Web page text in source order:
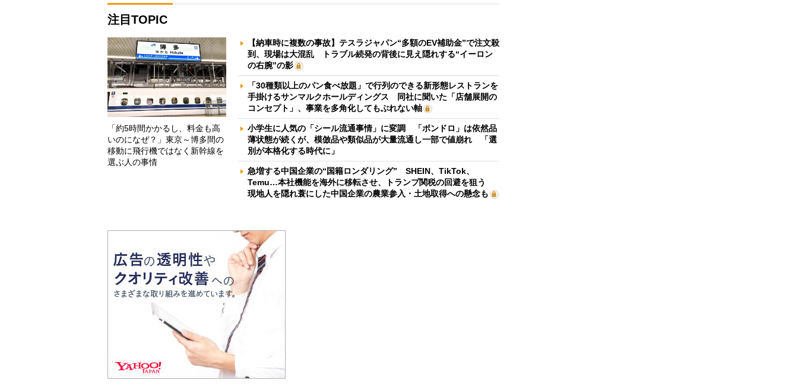
注目TOPIC
「約5時間かかるし、料金も高
いのになぜ？」東京～博多間の
移動に飛行機ではなく新幹線を
選ぶ人の事情
【納車時に複数の事故】テスラジャパン“多額のEV補助金”で注文殺
到、現場は大混乱 トラブル続発の背後に見え隠れする“イーロン
の右腕”の影
「30種類以上のパン食べ放題」で行列のできる新形態レストランを
手掛けるサンマルクホールディングス 同社に聞いた「店舗展開の
コンセプト」、事業を多角化してもぶれない軸
小学生に人気の「シール流通事情」に変調 「ボンドロ」は依然品
薄状態が続くが、模倣品や類似品が大量流通し一部で値崩れ 「選
別が本格化する時代に」
急増する中国企業の“国籍ロンダリング” SHEIN、TikTok、
Temu…本社機能を海外に移転させ、トランプ関税の回避を狙う
現地人を隠れ蓑にした中国企業の農業参入・土地取得への懸念も